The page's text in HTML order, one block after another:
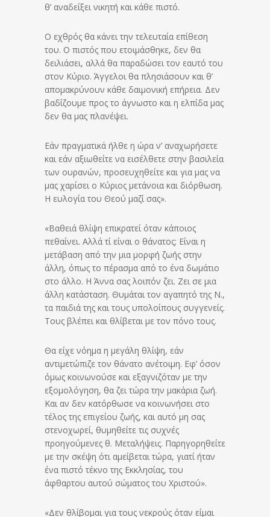
θ’ αναδείξει νικητή και κάθε πιστό.
Ο εχθρός θα κάνει την τελευταία επίθεση
του. Ο πιστός που ετοιμάσθηκε, δεν θα
δειλιάσει, αλλά θα παραδώσει τον εαυτό του
στον Κύριο. Άγγελοι θα πλησιάσουν και θ’
απομακρύνουν κάθε δαιμονική επήρεια. Δεν
βαδίζουμε προς το άγνωστο και η ελπίδα μας
δεν θα μας πλανέψει.
Εάν πραγματικά ήλθε η ώρα ν’ αναχωρήσετε
και εάν αξιωθείτε να εισέλθετε στην βασιλεία
των ουρανών, προσευχηθείτε και για μας να
μας χαρίσει ο Κύριος μετάνοια και διόρθωση.
Η ευλογία του Θεού μαζί σας».
«Βαθειά θλίψη επικρατεί όταν κάποιος
πεθαίνει. Αλλά τί είναι ο θάνατος; Είναι η
μετάβαση από την μια μορφή ζωής στην
άλλη, όπως το πέρασμα από το ένα δωμάτιο
στο άλλο. Η Άννα σας λοιπόν ζει. Ζει σε μια
άλλη κατάσταση. Θυμάται τον αγαπητό της Ν.,
τα παιδιά της και τους υπολοίπους συγγενείς.
Τους βλέπει και θλίβεται με τον πόνο τους.
Θα είχε νόημα η μεγάλη θλίψη, εάν
αντιμετώπιζε τον θάνατο ανέτοιμη. Εφ’ όσον
όμως κοινωνούσε και εξαγνιζόταν με την
εξομολόγηση, θα ζει τώρα την μακάρια ζωή.
Και αν δεν κατόρθωσε να κοινωνήσει στο
τέλος της επιγείου ζωής, και αυτό μη σας
στενοχωρεί, θυμηθείτε τις συχνές
προηγούμενες θ. Μεταλήψεις. Παρηγορηθείτε
με την σκέψη ότι αμείβεται τώρα, γιατί ήταν
ένα πιστό τέκνο της Εκκλησίας, του
άφθαρτου αυτού σώματος του Χριστού».
«Δεν θλίβομαι για τους νεκρούς όταν είμαι